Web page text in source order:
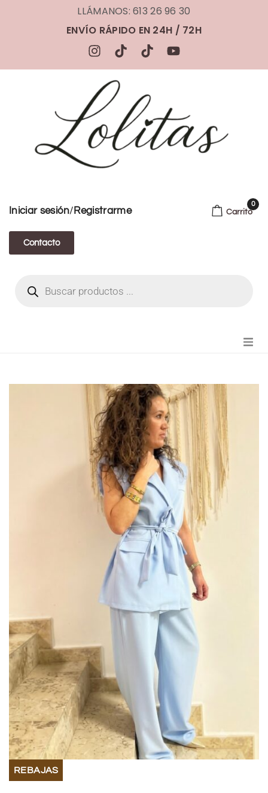
LLÁMANOS: 613 26 96 30
ENVÍO RÁPIDO EN 24H / 72H
Iniciar sesión/ Registrarme
Contacto
Carrito
0
FIANZA TIKTOK
MODA CHICA
BEAUTY
PERFUMES
BISUTERIA
BOLSOS Y MONEDEROS
CALZADO
COMPLEMENTOS
TECNOLOGIA
HOGAR
TARJETAS REGALO
REBAJAS